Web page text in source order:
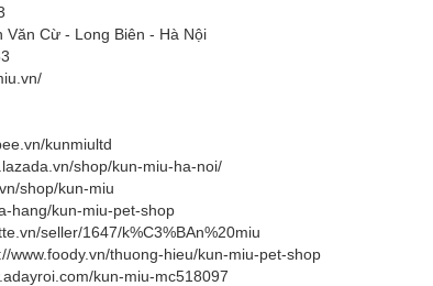
Văn Cừ - Long Biên - Hà Nội
kunmiultd
shop/kun-miu-ha-noi/
shop/kun-miu
hang/kun-miu-pet-shop
seller/1647/k%C3%BAn%20miu
www.foody.vn/thuong-hieu/kun-miu-pet-shop
kun-miu-mc518097